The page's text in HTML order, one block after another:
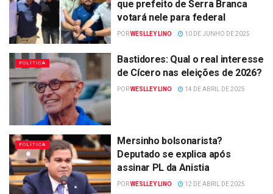
que prefeito de Serra Branca
votará nele para federal
PORWESLLEY LINO 10 DE JUNHO DE 2025
POLÍTICA
Bastidores: Qual o real interesse
de Cícero nas eleições de 2026?
PORWESLLEY LINO 14 DE ABRIL DE 2025
POLÍTICA
Mersinho bolsonarista?
Deputado se explica após
assinar PL da Anistia
PORWESLLEY LINO 12 DE ABRIL DE 2025